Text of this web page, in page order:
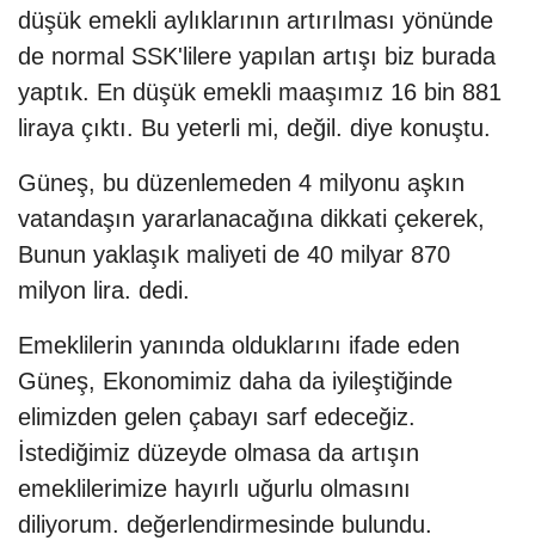
düşük emekli aylıklarının artırılması yönünde
de normal SSK'lilere yapılan artışı biz burada
yaptık. En düşük emekli maaşımız 16 bin 881
liraya çıktı. Bu yeterli mi, değil. diye konuştu.
Güneş, bu düzenlemeden 4 milyonu aşkın
vatandaşın yararlanacağına dikkati çekerek,
Bunun yaklaşık maliyeti de 40 milyar 870
milyon lira. dedi.
Emeklilerin yanında olduklarını ifade eden
Güneş, Ekonomimiz daha da iyileştiğinde
elimizden gelen çabayı sarf edeceğiz.
İstediğimiz düzeyde olmasa da artışın
emeklilerimize hayırlı uğurlu olmasını
diliyorum. değerlendirmesinde bulundu.